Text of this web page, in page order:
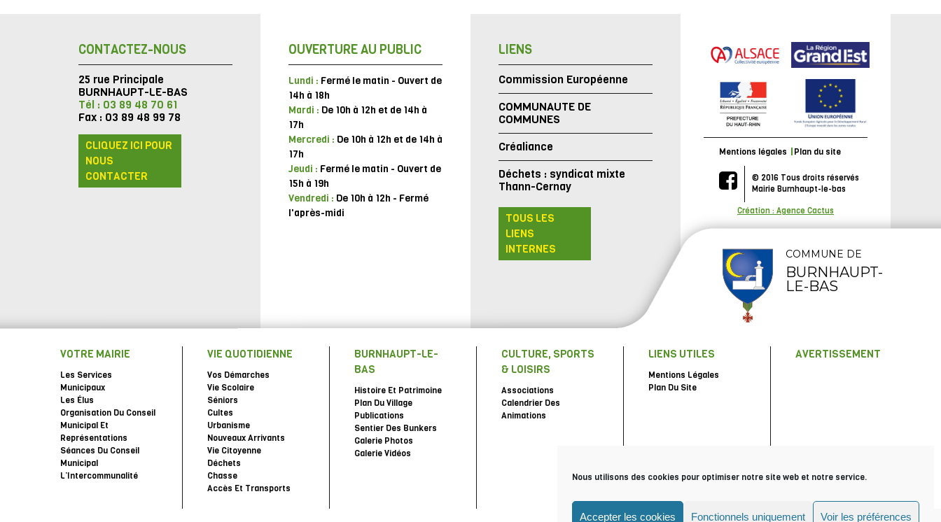
Nous utilisons des cookies pour optimiser notre site web et notre service.
Accepter les cookies Fonctionnels uniquement Voir les préférences
CONTACTEZ-NOUS
25 rue Principale
BURNHAUPT-LE-BAS
Tél : 03 89 48 70 61
Fax : 03 89 48 99 78
CLIQUEZ ICI POUR
NOUS
CONTACTER
OUVERTURE AU PUBLIC
Lundi : Fermé le matin - Ouvert de
14h à 18h
Mardi : De 10h à 12h et de 14h à
17h
Mercredi : De 10h à 12h et de 14h à
17h
Jeudi : Fermé le matin - Ouvert de
15h à 19h
Vendredi : De 10h à 12h - Fermé
l'après-midi
LIENS
Commission Européenne
COMMUNAUTE DE
COMMUNES
Créaliance
Déchets : syndicat mixte
Thann-Cernay
TOUS LES
LIENS
INTERNES
Mentions légales Plan du site
© 2016 Tous droits réservés
Mairie Burnhaupt-le-bas
Création : Agence Cactus
COMMUNE DE
BURNHAUPT-
LE-BAS
VOTRE MAIRIE
Les Services
Municipaux
Les Élus
Organisation Du Conseil
Municipal Et
Représentations
Séances Du Conseil
Municipal
L’Intercommunalité
VIE QUOTIDIENNE
Vos Démarches
Vie Scolaire
Séniors
Cultes
Urbanisme
Nouveaux Arrivants
Vie Citoyenne
Déchets
Chasse
Accès Et Transports
BURNHAUPT-LE-
BAS
Histoire Et Patrimoine
Plan Du Village
Publications
Sentier Des Bunkers
Galerie Photos
Galerie Vidéos
CULTURE, SPORTS
& LOISIRS
Associations
Calendrier Des
Animations
LIENS UTILES
Mentions Légales
Plan Du Site
AVERTISSEMENT